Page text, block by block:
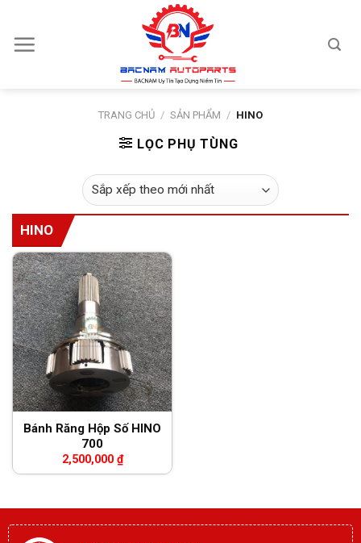
content
TRANG CHỦ / SẢN PHẨM / HINO
LỌC PHỤ TÙNG
HINO
Bánh Răng Hộp Số HINO
700
2,500,000 ₫